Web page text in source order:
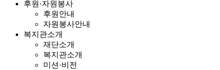
후원·자원봉사
후원안내
자원봉사안내
복지관소개
재단소개
복지관소개
미션·비전